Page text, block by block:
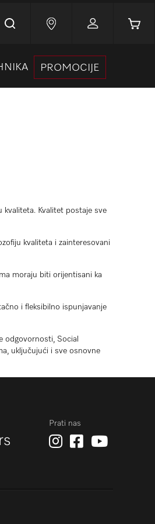
PROMOCIJE
kvaliteta. Kvalitet postaje sve
kvaliteta i zainteresovani
moraju biti orijentisani ka
i fleksibilno ispunjavanje
odgovornosti, Social
uključujući i sve osnovne
Prati nas